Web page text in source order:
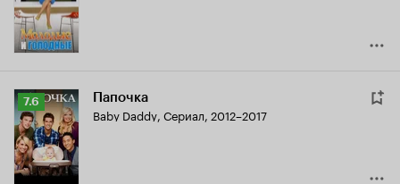
6.8
Рейтинг
Кинопоиска
7.6
7.6 Папочка
Baby Daddy, Сериал, 2012–2017